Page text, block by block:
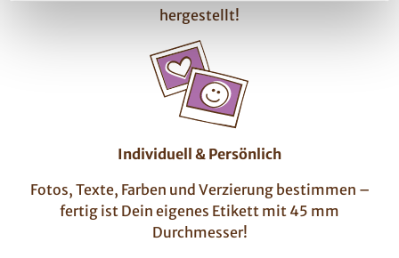
hergestellt!
Individuell & Persönlich
Fotos, Texte, Farben und Verzierung bestimmen –
fertig ist Dein eigenes Etikett mit 45 mm
Durchmesser!